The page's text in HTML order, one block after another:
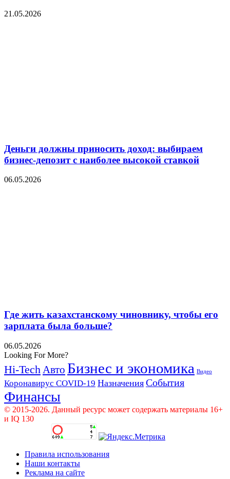
21.05.2026
Деньги должны приносить доход: выбираем
бизнес-депозит с наиболее высокой ставкой
06.05.2026
Где жить казахстанскому чиновнику, чтобы его
зарплата была больше?
06.05.2026
Looking For More?
Hi-Tech Авто Бизнес и экономика Видео
Коронавирус COVID-19 Назначения События
Финансы
© 2015-2026. Данный ресурс может содержать материалы 16+
и IQ 130
Правила использования
Наши контакты
Реклама на сайте